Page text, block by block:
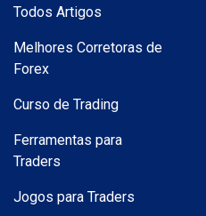
Todos Artigos
Melhores Corretoras de
Forex
Curso de Trading
Ferramentas para
Traders
Jogos para Traders